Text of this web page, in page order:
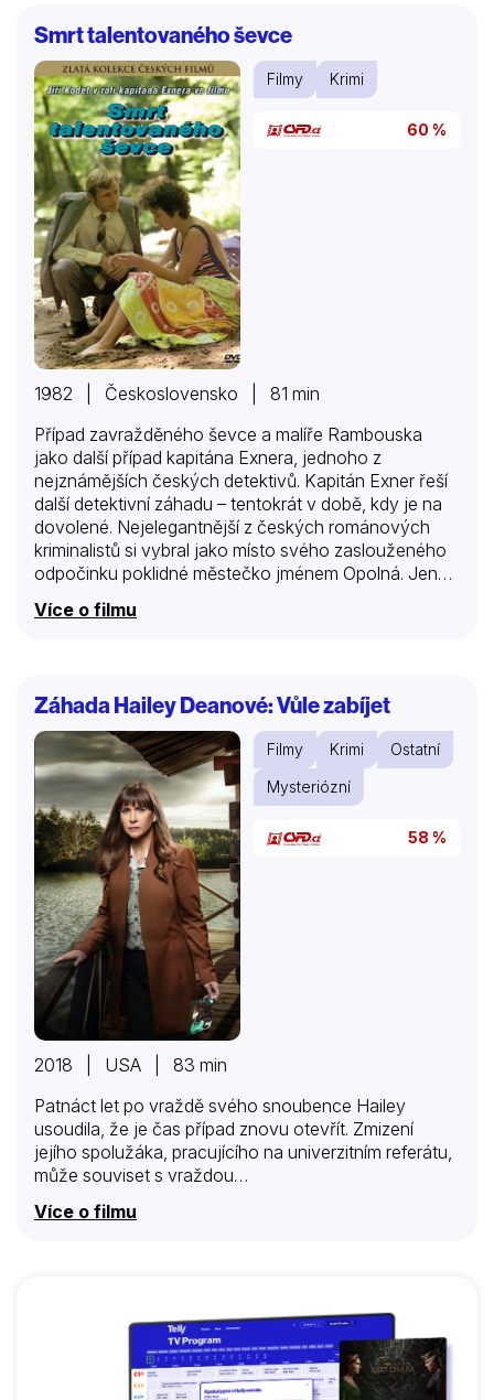
Smrt talentovaného ševce
Filmy Krimi
60 %
1982 | Československo | 81 min
Případ zavražděného ševce a malíře Rambouska
jako další případ kapitána Exnera, jednoho z
nejznámějších českých detektivů. Kapitán Exner řeší
další detektivní záhadu – tentokrát v době, kdy je na
dovolené. Nejelegantnější z českých románových
kriminalistů si vybral jako místo svého zaslouženého
odpočinku poklidné městečko jménem Opolná. Jenže
právě v době jeho příjezdu zde došlo k vraždě
místního obuvníka Rambouska, proslaveného (a také
Více o filmu
Záhada Hailey Deanové: Vůle zabíjet
Filmy Krimi
Ostatní
Mysteriózní
58 %
2018 | USA | 83 min
Patnáct let po vraždě svého snoubence Hailey
usoudila, že je čas případ znovu otevřít. Zmizení
jejího spolužáka, pracujícího na univerzitním referátu,
může souviset s vraždou…
Více o filmu